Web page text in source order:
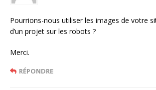
Pourrions-nous utiliser les images de votre
d’un projet sur les robots ?
Merci.
RÉPONDRE